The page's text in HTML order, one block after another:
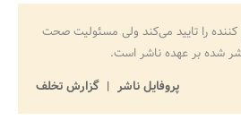
را تایید می‌کند ولی مسئولیت صحت
شده بر عهده ناشر است.
پروفایل ناشر
گزارش تخلف